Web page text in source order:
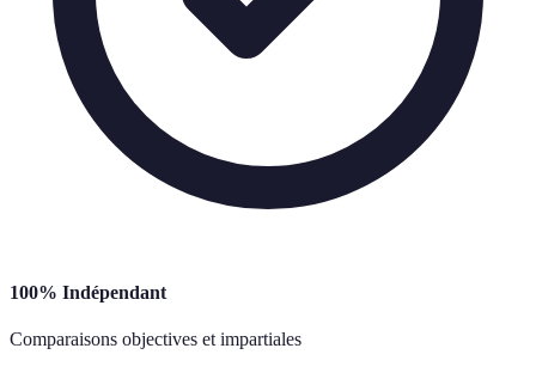
100% Indépendant
Comparaisons objectives et impartiales